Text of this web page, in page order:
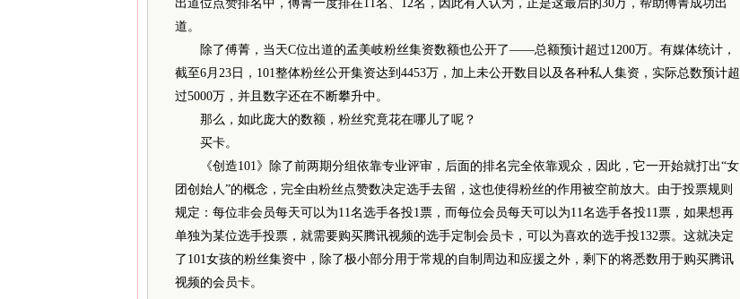
出道位点赞排名中，傅菁一度排在11名、12名，因此有人认为，正是这最后的30万，帮助傅菁成功出
道。
除了傅菁，当天C位出道的孟美岐粉丝集资数额也公开了——总额预计超过1200万。有媒体统计，
截至6月23日，101整体粉丝公开集资达到4453万，加上未公开数目以及各种私人集资，实际总数预计超
过5000万，并且数字还在不断攀升中。
那么，如此庞大的数额，粉丝究竟花在哪儿了呢？
买卡。
《创造101》除了前两期分组依靠专业评审，后面的排名完全依靠观众，因此，它一开始就打出“女
团创始人”的概念，完全由粉丝点赞数决定选手去留，这也使得粉丝的作用被空前放大。由于投票规则
规定：每位非会员每天可以为11名选手各投1票，而每位会员每天可以为11名选手各投11票，如果想再
单独为某位选手投票，就需要购买腾讯视频的选手定制会员卡，可以为喜欢的选手投132票。这就决定
了101女孩的粉丝集资中，除了极小部分用于常规的自制周边和应援之外，剩下的将悉数用于购买腾讯
视频的会员卡。